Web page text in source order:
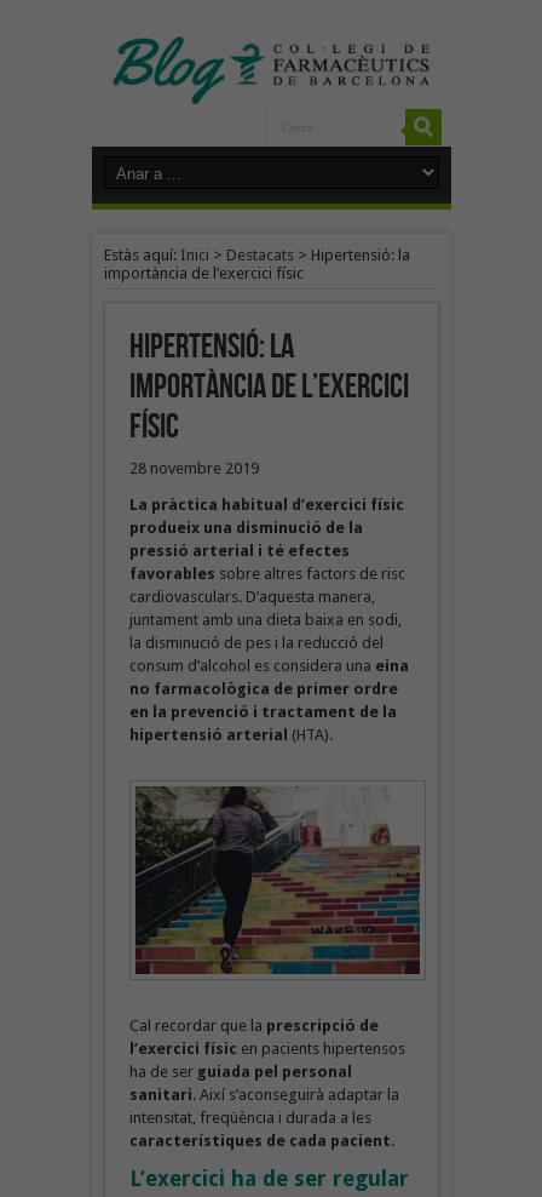
Estàs aquí: Inici > Destacats> Hipertensió: la
importància de l’exercici físic
Hipertensió: la
importància de l’exercici
físic
28 novembre 2019
La pràctica habitual d’exercici físic
produeix una disminució de la
pressió arterial i té efectes
favorables sobre altres factors de risc
cardiovasculars. D’aquesta manera,
juntament amb una dieta baixa en sodi,
la disminució de pes i la reducció del
consum d’alcohol es considera una eina
no farmacològica de primer ordre
en la prevenció i tractament de la
hipertensió arterial (HTA).
Cal recordar que la prescripció de
l’exercici físic en pacients hipertensos
ha de ser guiada pel personal
sanitari. Així s’aconseguirà adaptar la
intensitat, freqüència i durada a les
característiques de cada pacient.
L’exercici ha de ser regular